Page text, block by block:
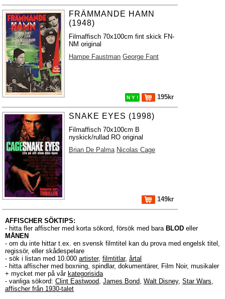
FRÄMMANDE HAMN
(1948)
Filmaffisch 70x100cm fint skick FN-
NM original
Hampe Faustman George Fant
N Y ! 195kr
SNAKE EYES (1998)
Filmaffisch 70x100cm B
nyskick/rullad RO original
Brian De Palma Nicolas Cage
149kr
AFFISCHER SÖKTIPS:
- hitta fler affischer med korta sökord, försök med bara BLOD eller
MÅNEN
- om du inte hittar t.ex. en svensk filmtitel kan du prova med engelsk titel,
regissör, eller skådespelare
- sök i listan med 10.000 artister, filmtitlar, årtal
- hitta affischer med boxning, spindlar, dokumentärer, Film Noir, musikaler
+ mycket mer på vår kategorisida
- vanliga sökord: Clint Eastwood, James Bond, Walt Disney, Star Wars,
affischer från 1930-talet